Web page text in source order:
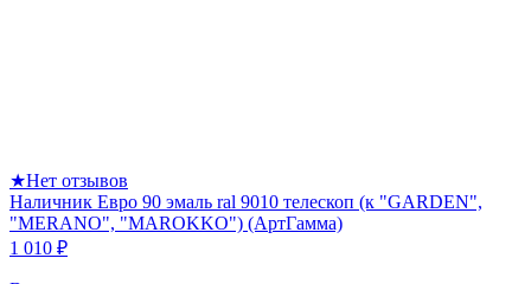
★Нет отзывов
Наличник Евро 90 эмаль ral 9010 телескоп (к "GARDEN",
"MERANO", "MAROKKO") (АртГамма)
1 010 ₽